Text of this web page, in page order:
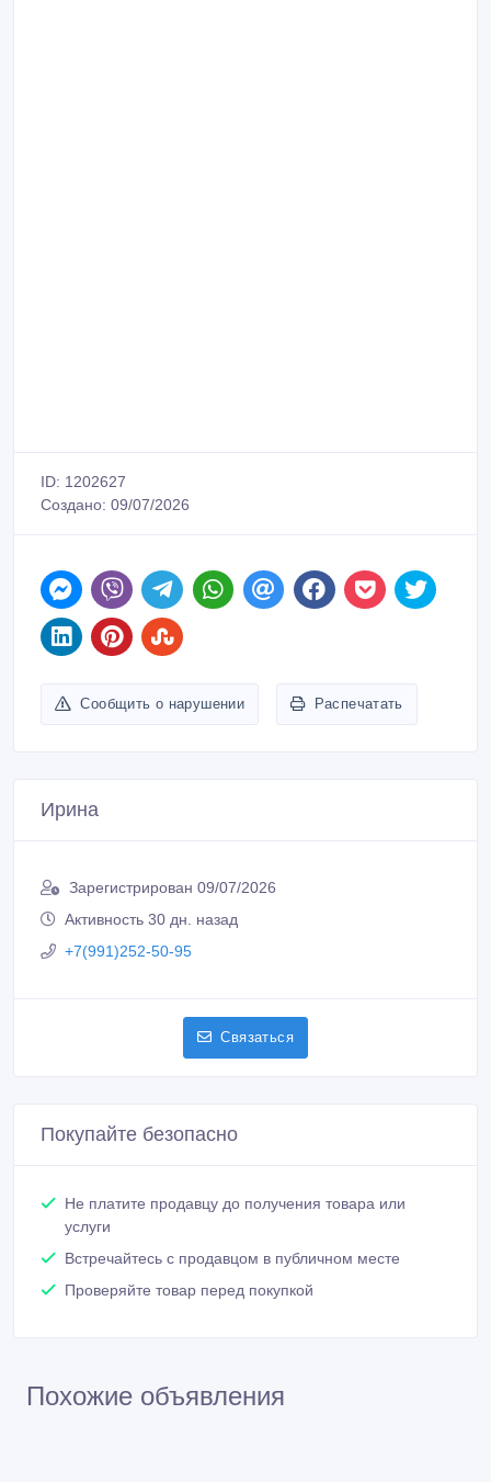
ID: 1202627
Создано: 09/07/2026
Сообщить о нарушении Распечатать
Ирина
Зарегистрирован 09/07/2026
Активность 30 дн. назад
+7(991)252-50-95
Связаться
Покупайте безопасно
Не платите продавцу до получения товара или
услуги
Встречайтесь с продавцом в публичном месте
Проверяйте товар перед покупкой
Похожие объявления